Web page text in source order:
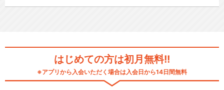
はじめての方は初月無料!!
※アプリから入会いただく場合は入会日から14日間無料